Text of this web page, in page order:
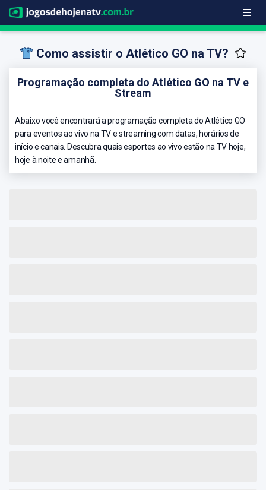
Como assistir o Atlético GO na TV?
Programação completa do Atlético GO na TV e
Stream
Abaixo você encontrará a programação completa do Atlético GO
para eventos ao vivo na TV e streaming com datas, horários de
início e canais. Descubra quais esportes ao vivo estão na TV hoje,
hoje à noite e amanhã.